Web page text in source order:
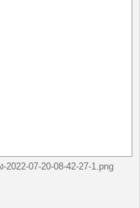
07-20-08-42-27-1.png